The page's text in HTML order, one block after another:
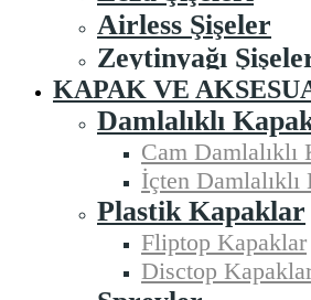
Airless Şişeler
Zeytinyağı
KAPAK VE
Damlalıklı
Cam Damlalıklı
İçten Damlalıklı
Plastik Kapaklar
Fliptop Kapaklar
Disctop